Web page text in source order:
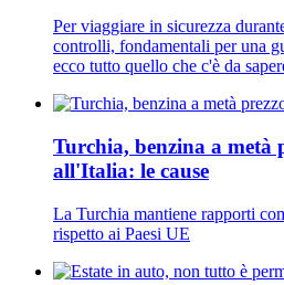
Per viaggiare in sicurezza
controlli, fondamentali per una
ecco tutto quello che c'è da
Turchia, benzina a metà
all'Italia: le cause
La Turchia mantiene rapporti
rispetto ai Paesi UE